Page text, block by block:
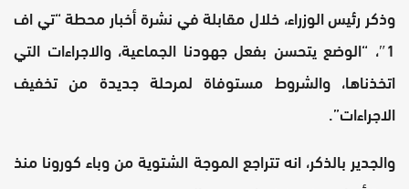
وذكر رئيس الوزراء، خلال مقابلة في نشرة أخبار محطة “تي اف
1″، “الوضع يتحسن بفعل جهودنا الجماعية، والاجراءات التي
اتخذناها، والشروط مستوفاة لمرحلة جديدة من تخفيف
الاجراءات”.
والجدير بالذكر، انه تتراجع الموجة الشتوية من وباء كورونا منذ